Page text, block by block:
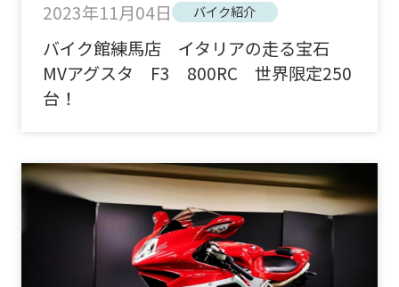
2023年11月04日 バイク紹介
バイク館練馬店 イタリアの走る宝石
MVアグスタ F3 800RC 世界限定250
台！